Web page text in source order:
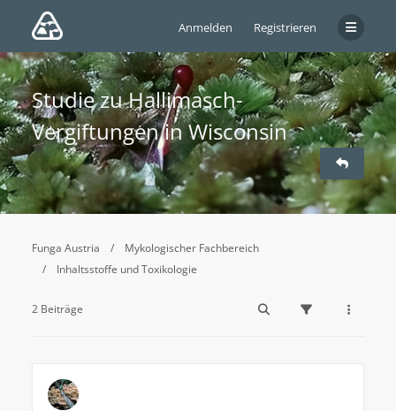
Anmelden Registrieren
Studie zu Hallimasch-
Vergiftungen in Wisconsin
Funga Austria
Mykologischer Fachbereich
Inhaltsstoffe und Toxikologie
2 Beiträge